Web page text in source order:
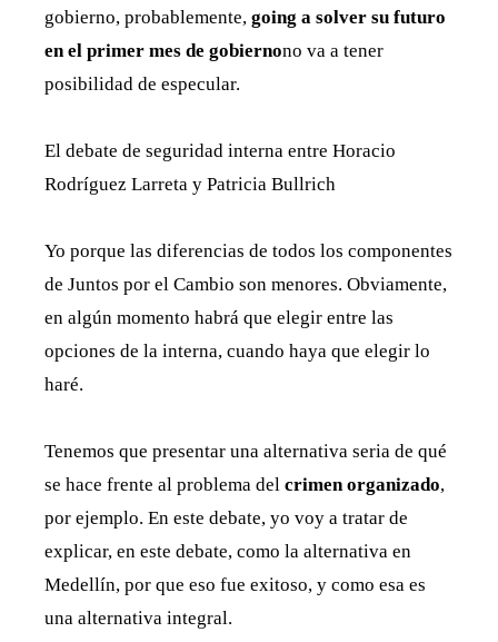
gobierno, probablemente, going a solver su futuro
en el primer mes de gobiernono va a tener
posibilidad de especular.
El debate de seguridad interna entre Horacio
Rodríguez Larreta y Patricia Bullrich
Yo porque las diferencias de todos los componentes
de Juntos por el Cambio son menores. Obviamente,
en algún momento habrá que elegir entre las
opciones de la interna, cuando haya que elegir lo
haré.
Tenemos que presentar una alternativa seria de qué
se hace frente al problema del crimen organizado,
por ejemplo. En este debate, yo voy a tratar de
explicar, en este debate, como la alternativa en
Medellín, por que eso fue exitoso, y como esa es
una alternativa integral.